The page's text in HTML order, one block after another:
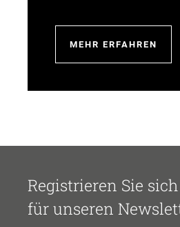
MEHR ERFAHREN
Registrieren Sie
für unseren